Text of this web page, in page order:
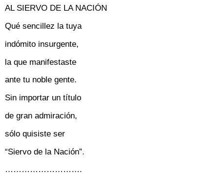
AL SIERVO DE LA NACIÓN
Qué sencillez la tuya
indómito insurgente,
la que manifestaste
ante tu noble gente.
Sin importar un título
de gran admiración,
sólo quisiste ser
“Siervo de la Nación”.
……………………….